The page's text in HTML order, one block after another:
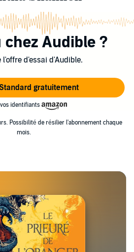
chez Audible ?
l'offre d'essai d'Audible.
gratuitement
identifiants
Possibilité de résilier l'abonnement chaque
mois.